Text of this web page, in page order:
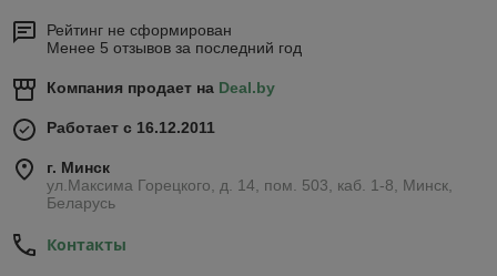
Рейтинг не сформирован
Менее 5 отзывов за последний год
Компания продает на Deal.by
Работает с 16.12.2011
г. Минск
ул.Максима Горецкого, д. 14, пом. 503, каб. 1-8, Минск,
Беларусь
Контакты